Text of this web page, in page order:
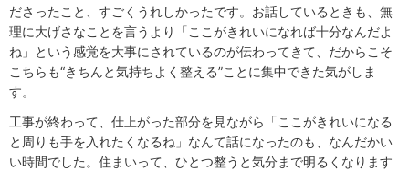
ださったこと、すごくうれしかったです。お話しているときも、無
理に大げさなことを言うより「ここがきれいになれば十分なんだよ
ね」という感覚を大事にされているのが伝わってきて、だからこそ
こちらも“きちんと気持ちよく整える”ことに集中できた気がしま
す。
工事が終わって、仕上がった部分を見ながら「ここがきれいになる
と周りも手を入れたくなるね」なんて話になったのも、なんだかい
い時間でした。住まいって、ひとつ整うと気分まで明るくなります